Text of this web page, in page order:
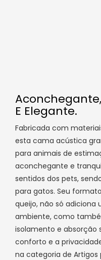
E Elegante.
Fabricada com
esta cama acústica
para animais de
aconchegante e
sentidos dos pets,
para gatos. Seu
queijo, não só adiciona
ambiente, como
isolamento e absorção
conforto e a
na categoria de Artigos